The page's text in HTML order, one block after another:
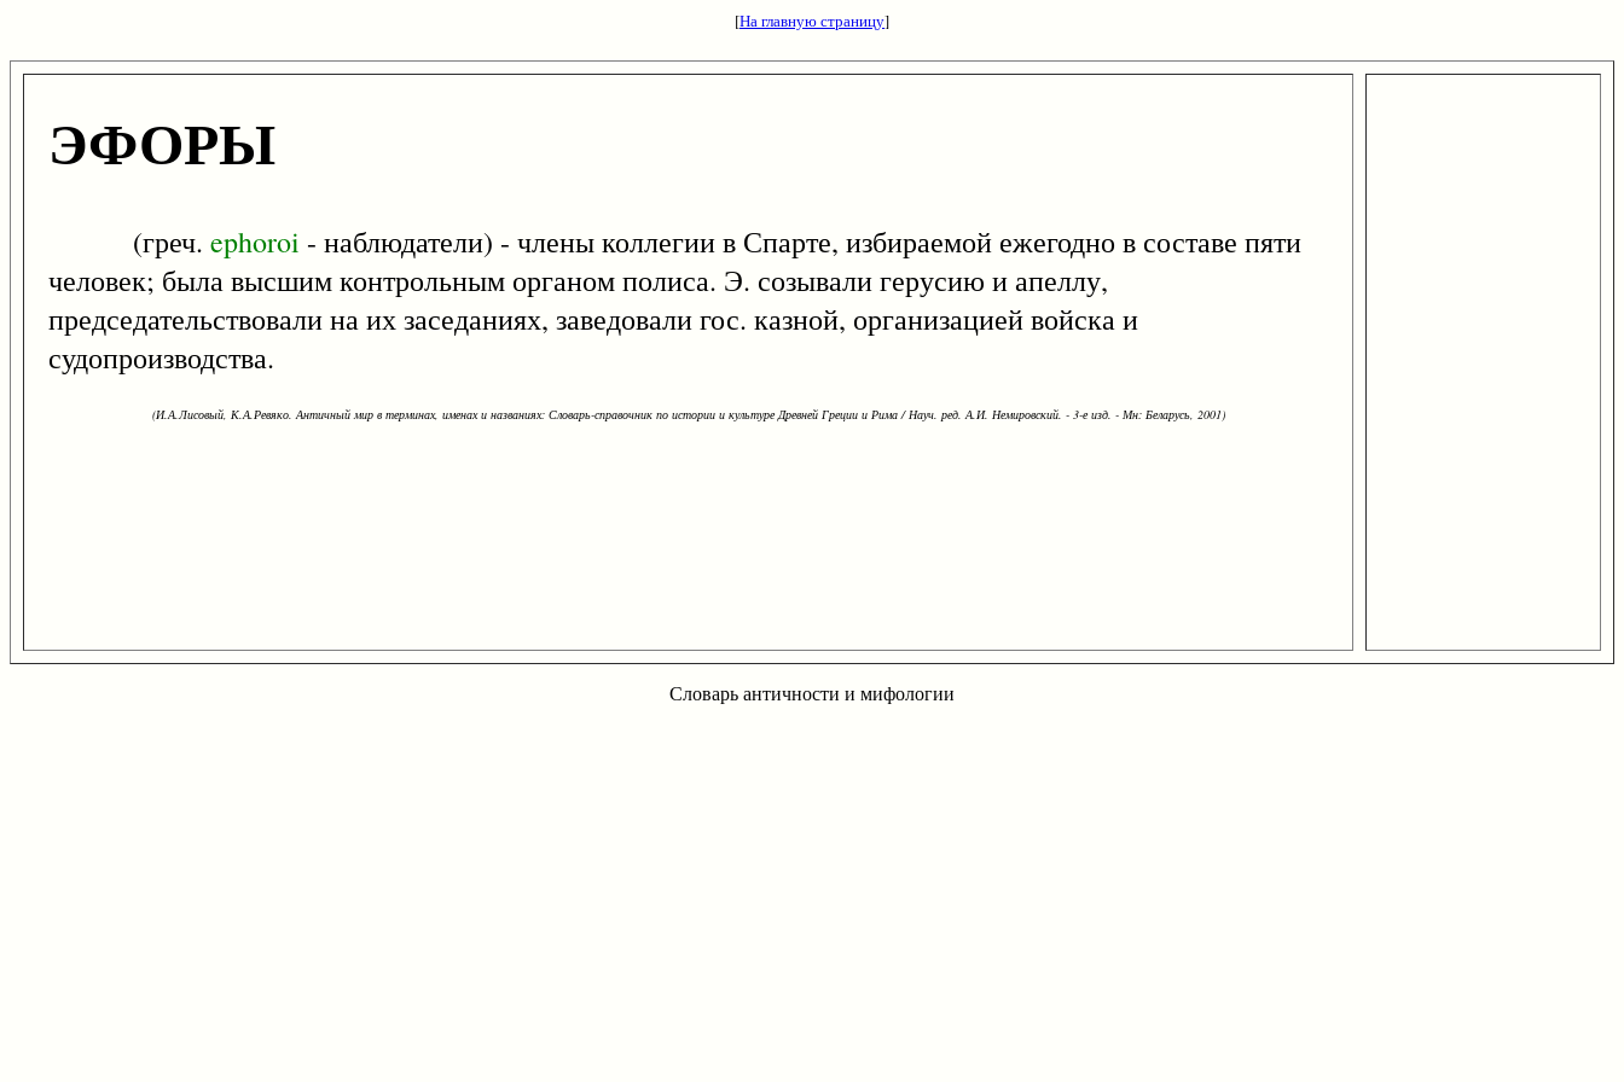
[На главную страницу]
ЭФОРЫ
(греч. ephoroi - наблюдатели) - члены коллегии в Спарте, избираемой ежегодно в составе пяти
человек; была высшим контрольным органом полиса. Э. созывали герусию и апеллу,
председательствовали на их заседаниях, заведовали гос. казной, организацией войска и
судопроизводства.
(И.А.Лисовый, К.А.Ревяко. Античный мир в терминах, именах и названиях: Словарь-справочник по истории и культуре Древней Греции и Рима / Науч. ред. А.И. Немировский. - 3-е изд. - Мн: Беларусь, 2001)
Словарь античности и мифологии